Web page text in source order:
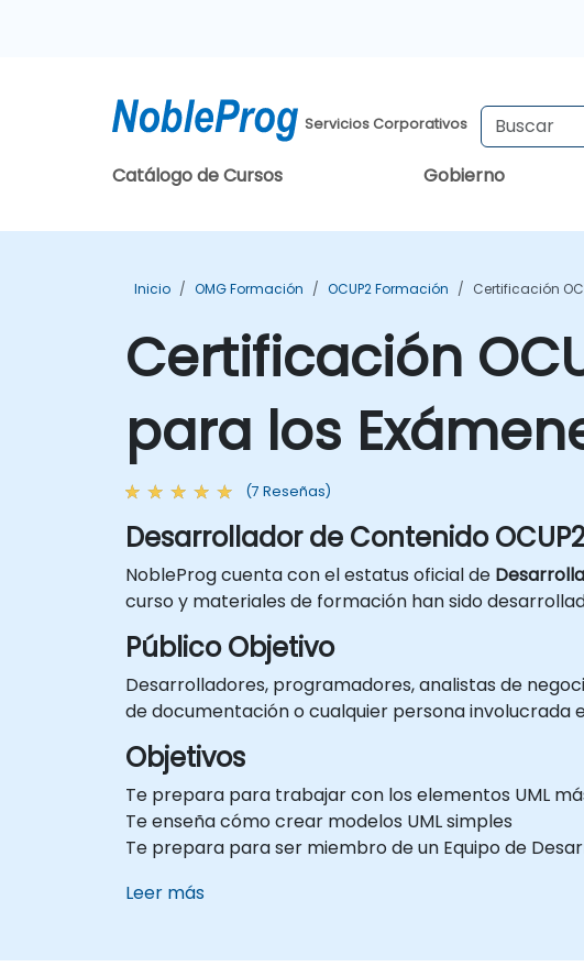
Servicios Corporativos
Catálogo de Cursos Gobierno
Inicio OMG Formación OCUP2 Formación Certificación
Certificación
para los
(7 Reseñas)
Desarrollador de Contenido OCUP2
NobleProg cuenta con el estatus oficial de
curso y materiales de formación han sido
Público Objetivo
Desarrolladores, programadores, analistas de
de documentación o cualquier persona involucrada
Objetivos
Te prepara para trabajar con los elementos UML
Te enseña cómo crear modelos UML simples
Te prepara para ser miembro de un Equipo de
Leer más